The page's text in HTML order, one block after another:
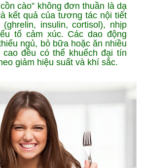
cào” không đơn thuần là dạ
kết quả của tương tác nội tiết
insulin, cortisol), nhịp
tố cảm xúc. Các dao động
ngủ, bỏ bữa hoặc ăn nhiều
đều có thể khuếch đại tín
giảm hiệu suất và khí sắc.